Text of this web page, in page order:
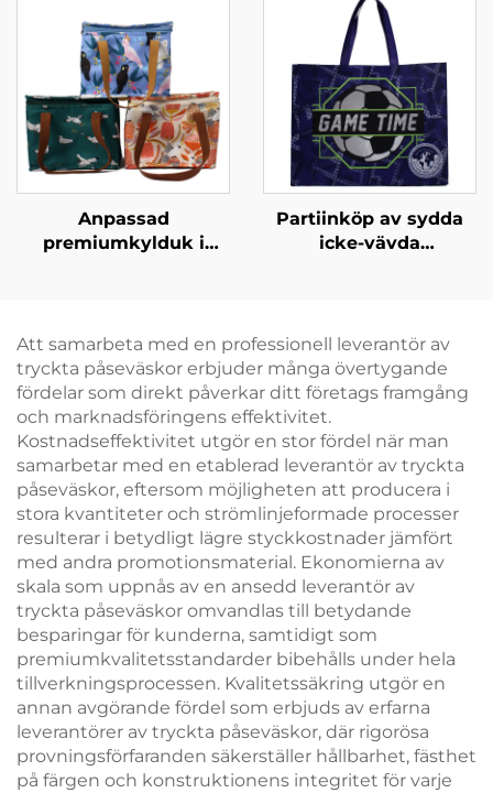
Anpassad
premiumkylduk i
fågel- och
blommormotiv
Partiinköp av sydda
icke-vävda
företagsevenemang
Att samarbeta med en professionell leverantör av
tryckta påseväskor erbjuder många övertygande
fördelar som direkt påverkar ditt företags framgång
och marknadsföringens effektivitet.
Kostnadseffektivitet utgör en stor fördel när man
samarbetar med en etablerad leverantör av tryckta
påseväskor, eftersom möjligheten att producera i
stora kvantiteter och strömlinjeformade processer
resulterar i betydligt lägre styckkostnader jämfört
med andra promotionsmaterial. Ekonomierna av
skala som uppnås av en ansedd leverantör av
tryckta påseväskor omvandlas till betydande
besparingar för kunderna, samtidigt som
premiumkvalitetsstandarder bibehålls under hela
tillverkningsprocessen. Kvalitetssäkring utgör en
annan avgörande fördel som erbjuds av erfarna
leverantörer av tryckta påseväskor, där rigorösa
provningsförfaranden säkerställer hållbarhet, fästhet
på färgen och konstruktionens integritet för varje